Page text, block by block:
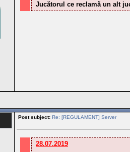
Jucătorul ce reclamă un alt
Post subject: Re: [REGULAMENT] Server
28.07.2019